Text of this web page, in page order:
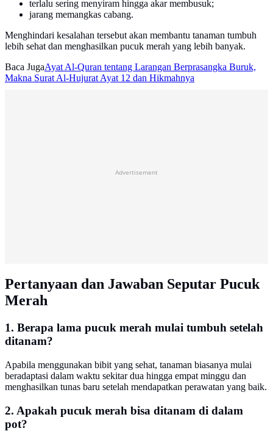
terlalu sering menyiram hingga akar membusuk;
jarang memangkas cabang.
Menghindari kesalahan tersebut akan membantu tanaman tumbuh
lebih sehat dan menghasilkan pucuk merah yang lebih banyak.
Baca JugaAyat Al-Quran tentang Larangan Berprasangka Buruk,
Makna Surat Al-Hujurat Ayat 12 dan Hikmahnya
Advertisement
Pertanyaan dan Jawaban Seputar Pucuk
Merah
1. Berapa lama pucuk merah mulai tumbuh setelah
ditanam?
Apabila menggunakan bibit yang sehat, tanaman biasanya mulai
beradaptasi dalam waktu sekitar dua hingga empat minggu dan
menghasilkan tunas baru setelah mendapatkan perawatan yang baik.
2. Apakah pucuk merah bisa ditanam di dalam
pot?